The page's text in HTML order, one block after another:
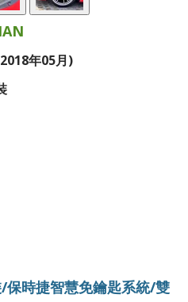
年05月)
時捷智慧免鑰匙系統/雙